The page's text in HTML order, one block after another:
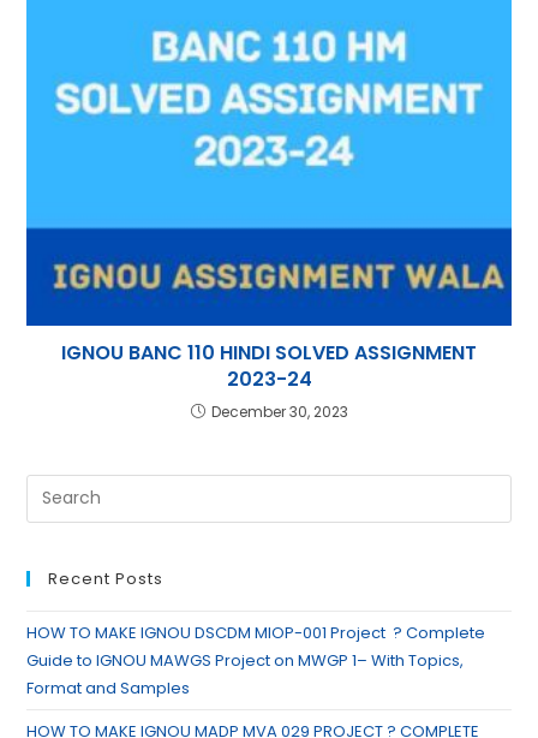
IGNOU BANC 110 HINDI SOLVED ASSIGNMENT
2023-24
December 30, 2023
Recent Posts
HOW TO MAKE IGNOU DSCDM MIOP-001 Project ? Complete
Guide to IGNOU MAWGS Project on MWGP 1– With Topics,
Format and Samples
HOW TO MAKE IGNOU MADP MVA 029 PROJECT ? COMPLETE